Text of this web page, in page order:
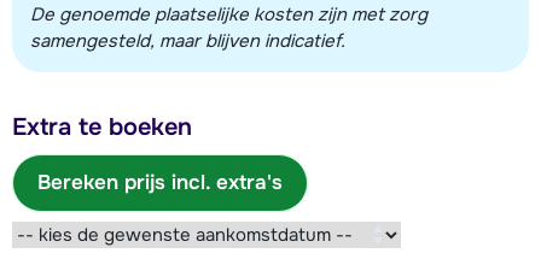
De genoemde plaatselijke kosten zijn met zorg
samengesteld, maar blijven indicatief.
Extra te boeken
Bereken prijs incl. extra's